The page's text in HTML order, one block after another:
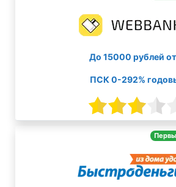
До 15000 рублей
ПСК 0-292%